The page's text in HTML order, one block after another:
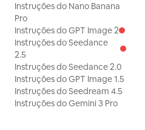
Instruções do Nano Banana
Pro
Instruções do GPT Image 2
Instruções do Seedance
2.5
Instruções do Seedance 2.0
Instruções do GPT Image 1.5
Instruções do Seedream 4.5
Instruções do Gemini 3 Pro